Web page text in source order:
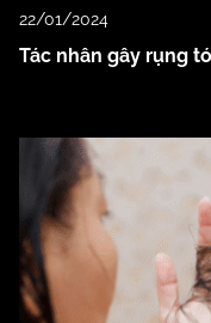
22/01/2024
Tác nhân gây rụng